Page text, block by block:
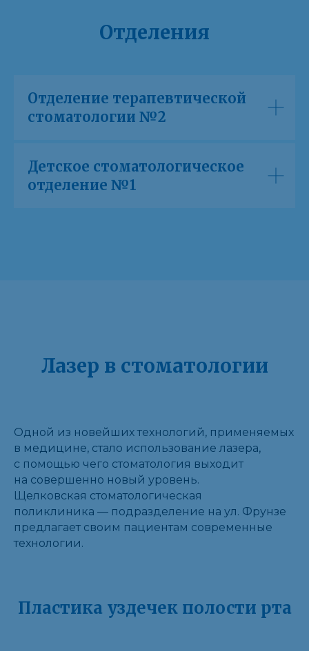
Отделения
Отделение терапевтической
стоматологии №2
Детское стоматологическое
отделение №1
Лазер в стоматологии
Одной из новейших технологий, применяемых
в медицине, стало использование лазера,
с помощью чего стоматология выходит
на совершенно новый уровень.
Щелковская стоматологическая
поликлиника — подразделение на ул. Фрунзе
предлагает своим пациентам современные
технологии.
Пластика уздечек полости рта